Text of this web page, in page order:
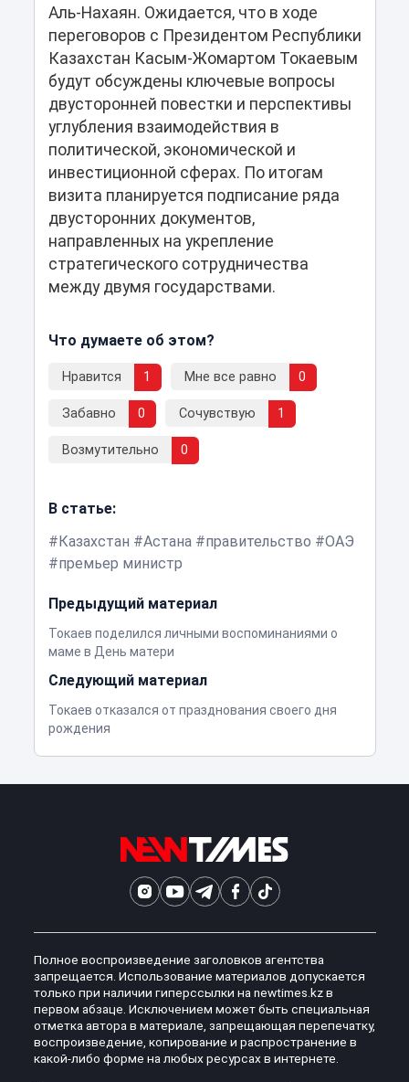
Аль-Нахаян. Ожидается, что в ходе
переговоров с Президентом Республики
Казахстан Касым-Жомартом Токаевым
будут обсуждены ключевые вопросы
двусторонней повестки и перспективы
углубления взаимодействия в
политической, экономической и
инвестиционной сферах. По итогам
визита планируется подписание ряда
двусторонних документов,
направленных на укрепление
стратегического сотрудничества
между двумя государствами.
Что думаете об этом?
Нравится 1 Мне все равно 0
Забавно 0 Сочувствую 1
Возмутительно 0
В статье:
Казахстан
Астана правительство
ОАЭ
премьер министр
Предыдущий материал
Токаев поделился личными воспоминаниями о
маме в День матери
Следующий материал
Токаев отказался от празднования своего дня
рождения
Полное воспроизведение заголовков агентства
запрещается. Использование материалов допускается
только при наличии гиперссылки на newtimes.kz в
первом абзаце. Исключением может быть специальная
отметка автора в материале, запрещающая перепечатку,
воспроизведение, копирование и распространение в
какой-либо форме на любых ресурсах в интернете.